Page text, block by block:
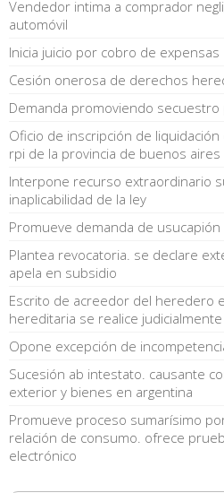
Vendedor intima a comprador
automóvil
Inicia juicio por cobro de expensas
Cesión onerosa de derechos
Demanda promoviendo
Oficio de inscripción de
rpi de la provincia de buenos aires
Interpone recurso extraordinario
inaplicabilidad de la ley
Promueve demanda de
Plantea revocatoria. se declare
apela en subsidio
Escrito de acreedor del heredero
hereditaria se realice
Opone excepción de
Sucesión ab intestato. causante
exterior y bienes en argentina
Promueve proceso sumarísimo
relación de consumo. ofrece
electrónico